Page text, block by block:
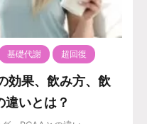
基礎代謝 超回復
果、飲み方、飲
いとは？